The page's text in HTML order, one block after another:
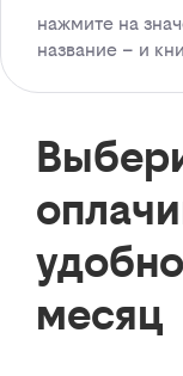
нажмите на
название – и
месяц